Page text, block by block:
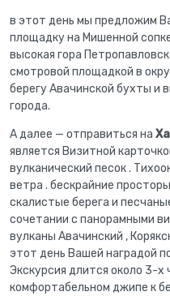
в этот день мы предложим
площадку на Мишенной
высокая гора
смотровой площадкой в
берегу Авачинской бухты и
города.
А далее — отправиться на
является Визитной
вулканический песок .
ветра . бескрайние
скалистые берега и
сочетании с панорамными
вулканы Авачинский ,
этот день Вашей наградой
Экскурсия длится около 3-х
комфортабельном джипе к